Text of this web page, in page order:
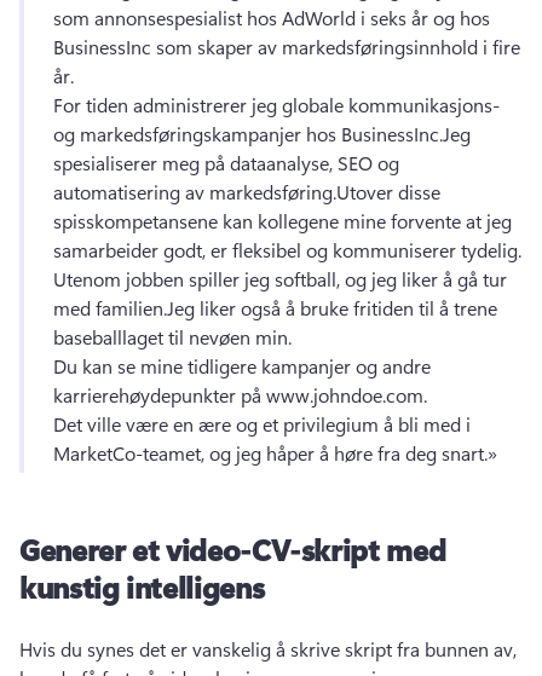
som annonsespesialist hos AdWorld i seks år og hos
BusinessInc som skaper av markedsføringsinnhold i fire
år.
For tiden administrerer jeg globale kommunikasjons-
og markedsføringskampanjer hos BusinessInc.Jeg
spesialiserer meg på dataanalyse, SEO og
automatisering av markedsføring.Utover disse
spisskompetansene kan kollegene mine forvente at jeg
samarbeider godt, er fleksibel og kommuniserer tydelig.
Utenom jobben spiller jeg softball, og jeg liker å gå tur
med familien.Jeg liker også å bruke fritiden til å trene
baseballlaget til nevøen min.
Du kan se mine tidligere kampanjer og andre
karrierehøydepunkter på www.johndoe.com.
Det ville være en ære og et privilegium å bli med i
MarketCo-teamet, og jeg håper å høre fra deg snart.»
Generer et video-CV-skript med
kunstig intelligens
Hvis du synes det er vanskelig å skrive skript fra bunnen av,